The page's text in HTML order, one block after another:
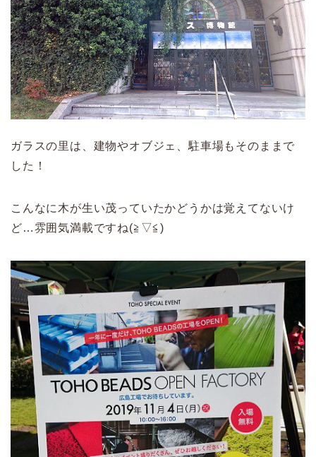
ガラスの里は、建物やオブジェ、駐車場もそのままで
した！
こんなに木が生い茂っていたかどうかは覚えてないけ
ど…雰囲気満載ですね(≧▽≦)